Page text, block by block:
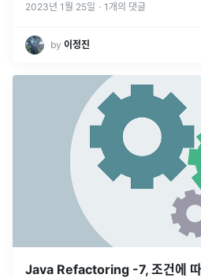
2023년 1월 25일 · 1 개의 댓글
by 이정진
Java Refactoring -7, 조건에 따